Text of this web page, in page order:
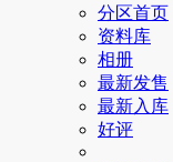
分区首页
资料库
相册
最新发售
最新入库
好评